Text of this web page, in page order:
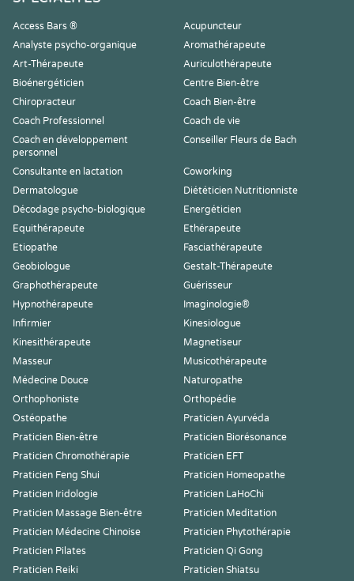
Access Bars ®
Acupuncteur
Analyste psycho-organique
Aromathérapeute
Art-Thérapeute
Auriculothérapeute
Bioénergéticien
Centre Bien-être
Chiropracteur
Coach Bien-être
Coach Professionnel
Coach de vie
Coach en développement
personnel
Conseiller Fleurs de Bach
Consultante en lactation
Coworking
Dermatologue
Diététicien Nutritionniste
Décodage psycho-biologique
Energéticien
Equithérapeute
Ethérapeute
Etiopathe
Fasciathérapeute
Geobiologue
Gestalt-Thérapeute
Graphothérapeute
Guérisseur
Hypnothérapeute
Imaginologie®
Infirmier
Kinesiologue
Kinesithérapeute
Magnetiseur
Masseur
Musicothérapeute
Médecine Douce
Naturopathe
Orthophoniste
Orthopédie
Ostéopathe
Praticien Ayurvéda
Praticien Bien-être
Praticien Biorésonance
Praticien Chromothérapie
Praticien EFT
Praticien Feng Shui
Praticien Homeopathe
Praticien Iridologie
Praticien LaHoChi
Praticien Massage Bien-être
Praticien Meditation
Praticien Médecine Chinoise
Praticien Phytothérapie
Praticien Pilates
Praticien Qi Gong
Praticien Reiki
Praticien Shiatsu